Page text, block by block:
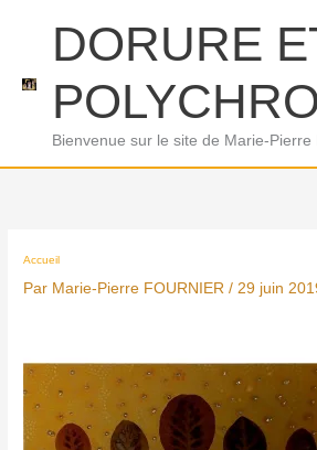
DORURE
Bienvenue sur le site de Marie-Pierre
Accueil
Par Marie-Pierre FOURNIER/29 juin